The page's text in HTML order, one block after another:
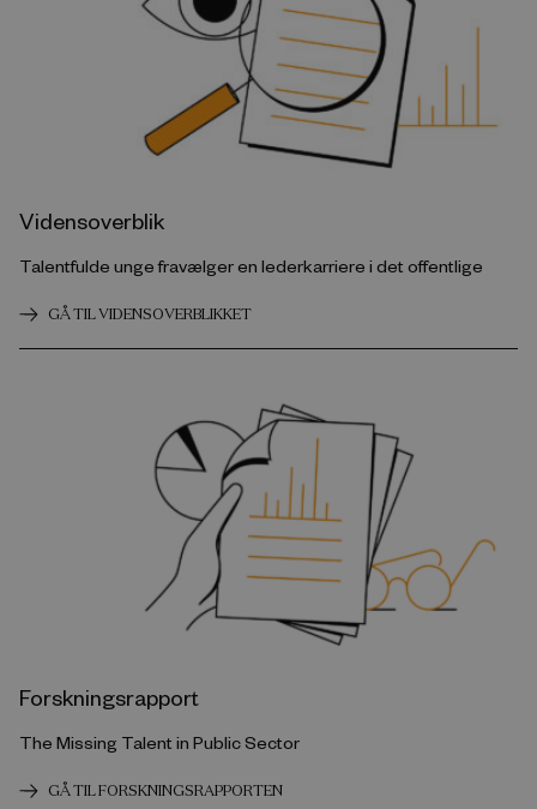
Vidensoverblik
Talentfulde unge fravælger en lederkarriere i det offentlige
GÅ TIL VIDENSOVERBLIKKET
Forskningsrapport
The Missing Talent in Public Sector
GÅ TIL FORSKNINGSRAPPORTEN